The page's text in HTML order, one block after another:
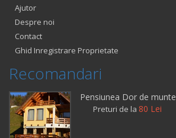
Ajutor
Despre noi
Contact
Ghid Inregistrare Proprietate
Recomandari
Pensiunea Dor de munte
Preturi de la 80 Lei